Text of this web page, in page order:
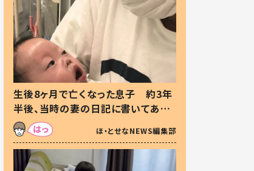
生後8ヶ月で亡くなった息子 約3年
半後、当時の妻の日記に書いてあっ
た本音とは
ほ・とせなNEWS編集部